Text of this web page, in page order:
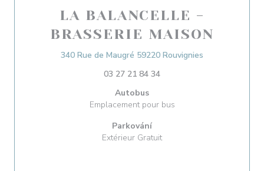
LA BALANCELLE -
BRASSERIE MAISON
340 Rue de Maugré 59220 Rouvignies
03 27 21 84 34
Autobus
Emplacement pour bus
Parkování
Extérieur Gratuit